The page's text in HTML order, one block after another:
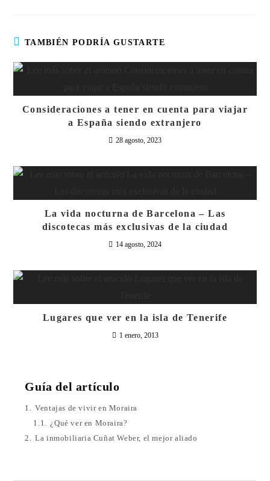
TAMBIÉN PODRÍA GUSTARTE
Consideraciones a tener en cuenta para viajar
a España siendo extranjero
28 agosto, 2023
La vida nocturna de Barcelona – Las
discotecas más exclusivas de la ciudad
14 agosto, 2024
Lugares que ver en la isla de Tenerife
1 enero, 2013
Guía del artículo
1. Ventajas de vivir en Moraira
1.1. ¿Qué ver en Moraira?
2. La inmobiliaria Cuñat Weber, el mejor aliado